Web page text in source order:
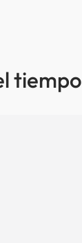
tiempo